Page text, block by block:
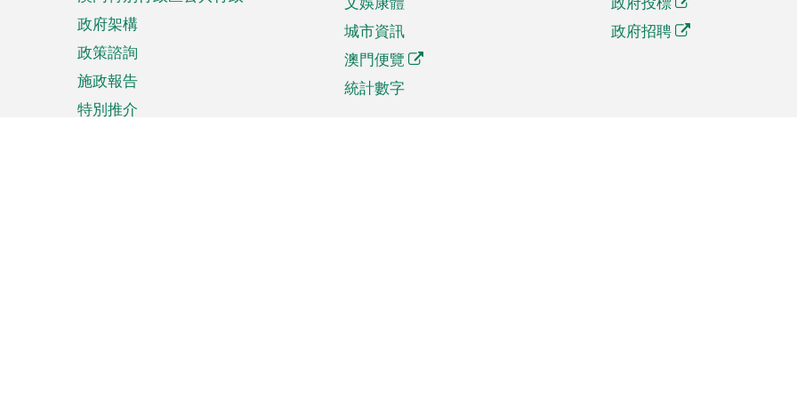
政府架構
政策諮詢
施政報告
特別推介
城市資訊
澳門便覽
統計數字
政府招聘